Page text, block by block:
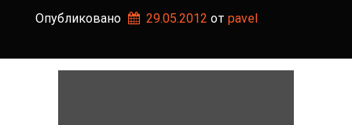
Опубликовано 29.05.2012 от pavel